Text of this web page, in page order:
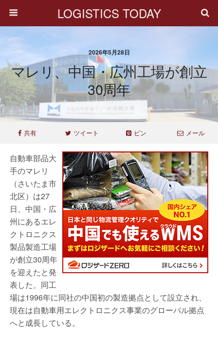
LOGISTICS TODAY
2026年5月28日
マレリ、中国・広州工場が創立
30周年
共有 ツイート ピン メール
自動車部品大
手のマレリ
（さいたま市
北区）は27
日、中国・広
州にあるエレ
クトロニクス
製品製造工場
が創立30周年
を迎えたと発
表した。同工
場は1996年に同社の中国初の製造拠点として設立され、
現在は自動車用エレクトロニクス事業のグローバル拠点
へと成長している。